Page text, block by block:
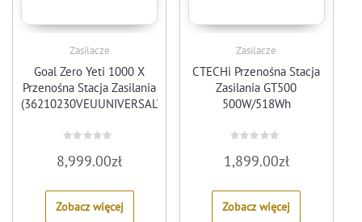
Zasilacze
Goal Zero Yeti 1000 X
Przenośna Stacja Zasilania
(36210230VEUUNIVERSALVERS)
0
out
5
8,999.00zł
Zobacz więcej
Zasilacze
CTECHi Przenośna Stacja
Zasilania GT500
500W/518Wh
0
out
5
1,899.00zł
Zobacz więcej